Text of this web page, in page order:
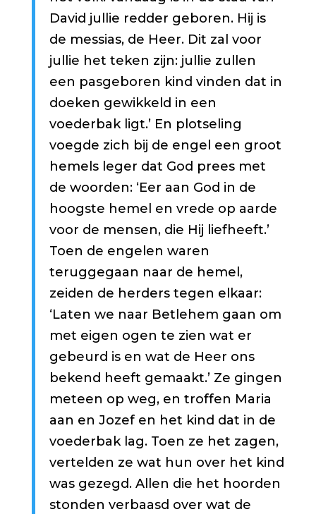
David jullie redder geboren. Hij is
de messias, de Heer. Dit zal voor
jullie het teken zijn: jullie zullen
een pasgeboren kind vinden dat in
doeken gewikkeld in een
voederbak ligt.’ En plotseling
voegde zich bij de engel een groot
hemels leger dat God prees met
de woorden: ‘Eer aan God in de
hoogste hemel en vrede op aarde
voor de mensen, die Hij liefheeft.’
Toen de engelen waren
teruggegaan naar de hemel,
zeiden de herders tegen elkaar:
‘Laten we naar Betlehem gaan om
met eigen ogen te zien wat er
gebeurd is en wat de Heer ons
bekend heeft gemaakt.’ Ze gingen
meteen op weg, en troffen Maria
aan en Jozef en het kind dat in de
voederbak lag. Toen ze het zagen,
vertelden ze wat hun over het kind
was gezegd. Allen die het hoorden
stonden verbaasd over wat de